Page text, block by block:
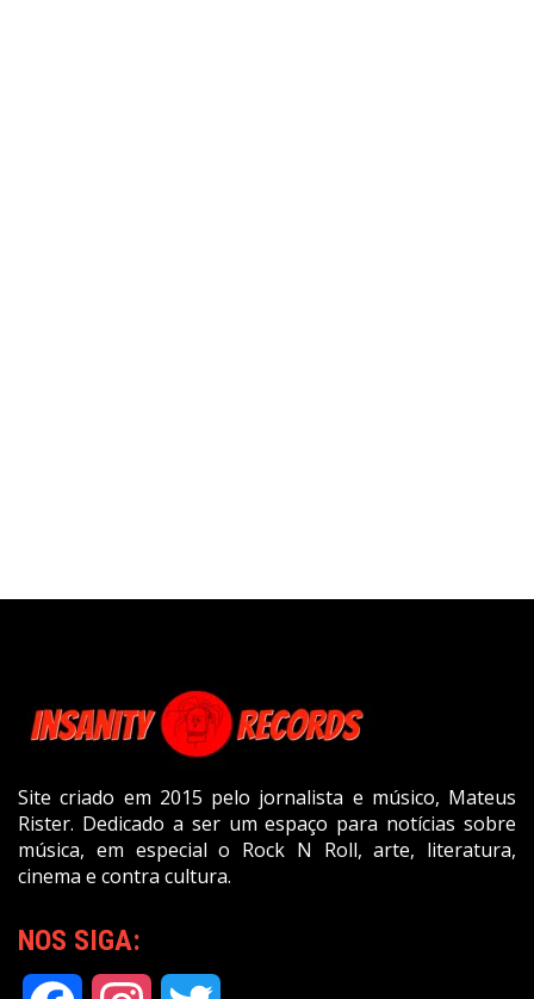
Site criado em 2015 pelo jornalista e músico, Mateus
Rister. Dedicado a ser um espaço para notícias sobre
música, em especial o Rock N Roll, arte, literatura,
cinema e contra cultura.
NOS SIGA: